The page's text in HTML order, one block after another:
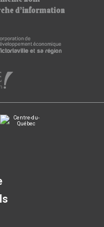
d’information